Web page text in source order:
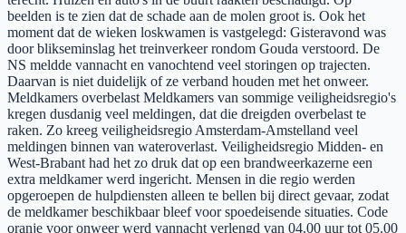
beelden is te zien dat de schade aan de molen groot is. Ook het
moment dat de wieken loskwamen is vastgelegd: Gisteravond was
door blikseminslag het treinverkeer rondom Gouda verstoord. De
NS meldde vannacht en vanochtend veel storingen op trajecten.
Daarvan is niet duidelijk of ze verband houden met het onweer.
Meldkamers overbelast Meldkamers van sommige veiligheidsregio's
kregen dusdanig veel meldingen, dat die dreigden overbelast te
raken. Zo kreeg veiligheidsregio Amsterdam-Amstelland veel
meldingen binnen van wateroverlast. Veiligheidsregio Midden- en
West-Brabant had het zo druk dat op een brandweerkazerne een
extra meldkamer werd ingericht. Mensen in die regio werden
opgeroepen de hulpdiensten alleen te bellen bij direct gevaar, zodat
de meldkamer beschikbaar bleef voor spoedeisende situaties. Code
oranje voor onweer werd vannacht verlengd van 04.00 uur tot 05.00